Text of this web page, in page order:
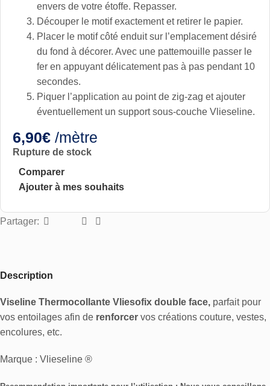
envers de votre étoffe. Repasser.
Découper le motif exactement et retirer le papier.
Placer le motif côté enduit sur l’emplacement désiré
du fond à décorer. Avec une pattemouille passer le
fer en appuyant délicatement pas à pas pendant 10
secondes.
Piquer l’application au point de zig-zag et ajouter
éventuellement un support sous-couche Vlieseline.
6,90€ /mètre
Rupture de stock
Comparer
Ajouter à mes souhaits
Partager:
Description
Viseline Thermocollante Vliesofix double face, parfait pour
vos entoilages afin de renforcer vos créations couture, vestes,
encolures, etc.
Marque : Vlieseline ®